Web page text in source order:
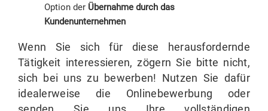
Option der Übernahme durch das
Kundenunternehmen
Wenn Sie sich für diese herausfordernde
Tätigkeit interessieren, zögern Sie bitte nicht,
sich bei uns zu bewerben! Nutzen Sie dafür
idealerweise die Onlinebewerbung oder